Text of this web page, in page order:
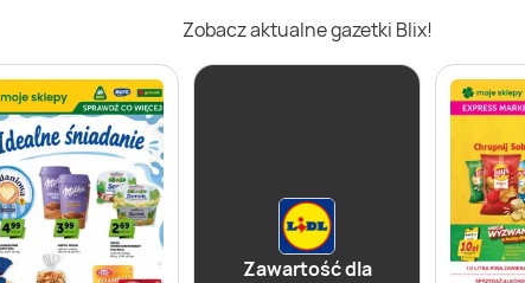
Zobacz aktualne gazetki Blix!
Zawartość dla